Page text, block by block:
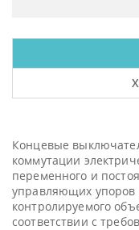
Концевые
коммутации
переменного и
управляющих упоров
контролируемого
соответствии с